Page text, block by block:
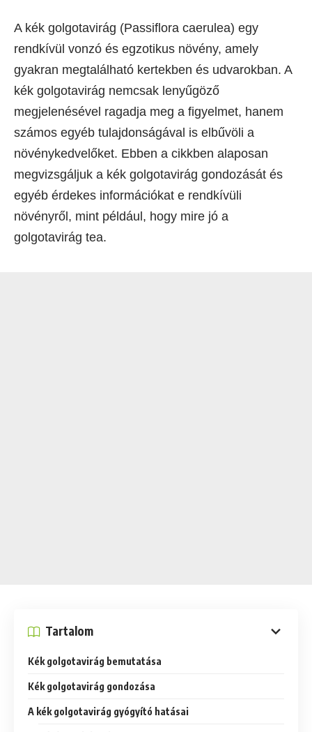
A kék golgotavirág (Passiflora caerulea) egy
rendkívül vonzó és egzotikus növény, amely
gyakran megtalálható kertekben és udvarokban. A
kék golgotavirág nemcsak lenyűgöző
megjelenésével ragadja meg a figyelmet, hanem
számos egyéb tulajdonságával is elbűvöli a
növénykedvelőket. Ebben a cikkben alaposan
megvizsgáljuk a kék golgotavirág gondozását és
egyéb érdekes információkat e rendkívüli
növényről, mint például, hogy mire jó a
golgotavirág tea.
Tartalom
Kék golgotavirág bemutatása
Kék golgotavirág gondozása
A kék golgotavirág gyógyító hatásai